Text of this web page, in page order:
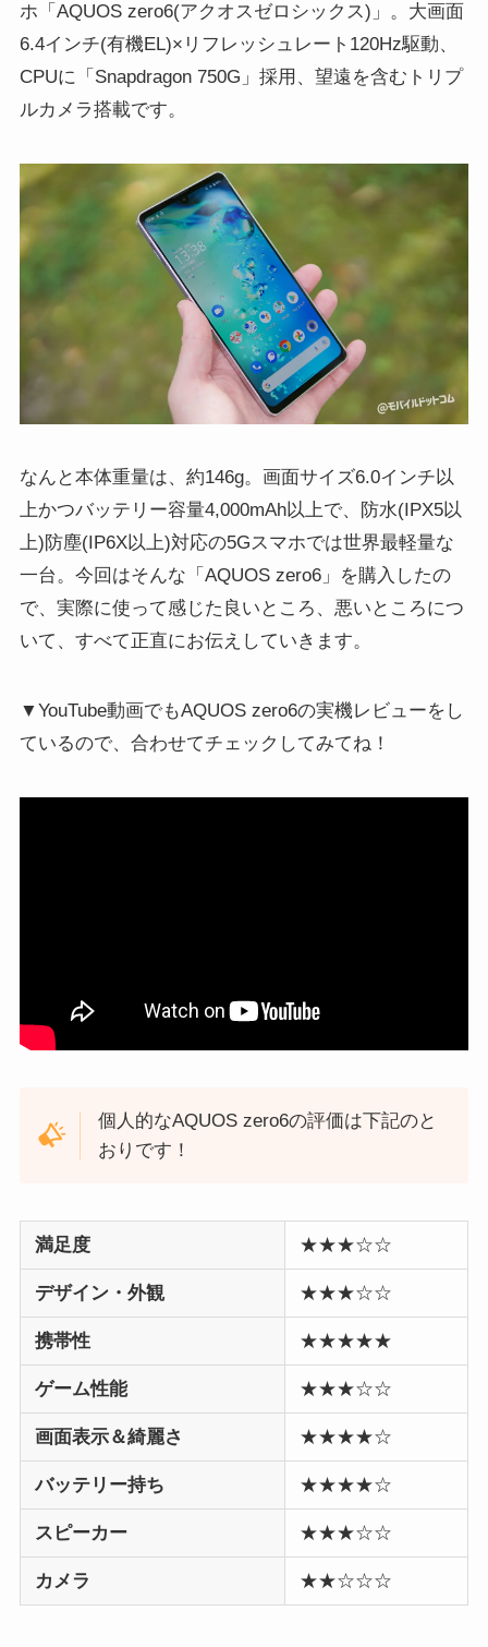
ホ「AQUOS zero6(アクオスゼロシックス)」。大画面
6.4インチ(有機EL)×リフレッシュレート120Hz駆動、
CPUに「Snapdragon 750G」採用、望遠を含むトリプ
ルカメラ搭載です。
なんと本体重量は、約146g。画面サイズ6.0インチ以
上かつバッテリー容量4,000mAh以上で、防水(IPX5以
上)防塵(IP6X以上)対応の5Gスマホでは世界最軽量な
一台。今回はそんな「AQUOS zero6」を購入したの
で、実際に使って感じた良いところ、悪いところにつ
いて、すべて正直にお伝えしていきます。
▼YouTube動画でもAQUOS zero6の実機レビューをし
ているので、合わせてチェックしてみてね！
個人的なAQUOS zero6の評価は下記のと
おりです！
満足度 ★★★☆☆
デザイン・外観 ★★★☆☆
携帯性 ★★★★★
ゲーム性能 ★★★☆☆
画面表示＆綺麗さ ★★★★☆
バッテリー持ち ★★★★☆
スピーカー ★★★☆☆
カメラ ★★☆☆☆